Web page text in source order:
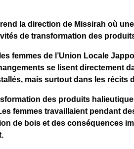
la direction de Missirah où
de transformation des
femmes de l’Union Locale
se lisent directement
mais surtout dans les récits
des produits
femmes travaillaient pendant
de bois et des conséquences